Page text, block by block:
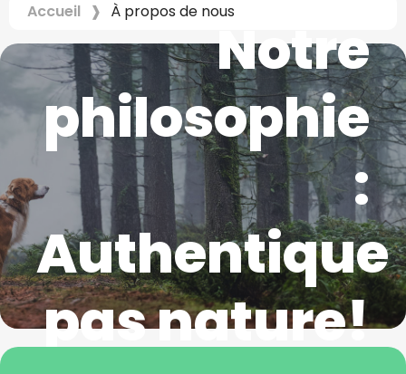
Accueil À propos de nous
Notre
philosophie
:
Authentique
pas nature!